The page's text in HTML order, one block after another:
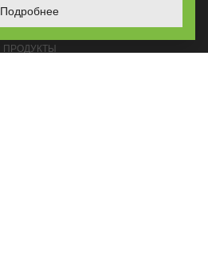
ГЛАВНАЯ
ПРОДУКТЫ
Подробнее